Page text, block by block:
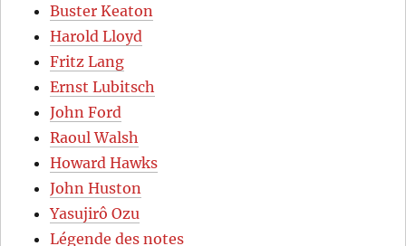
Buster Keaton
Harold Lloyd
Fritz Lang
Ernst Lubitsch
John Ford
Raoul Walsh
Howard Hawks
John Huston
Yasujirô Ozu
Légende des notes